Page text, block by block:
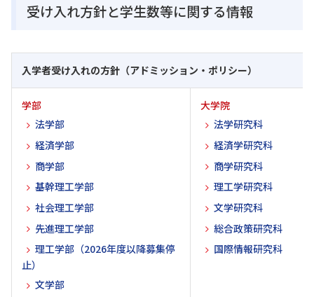
受け入れ方針と学生数等に関する情報
入学者受け入れの方針（アドミッション・ポリシー）
学部
法学部
経済学部
商学部
基幹理工学部
社会理工学部
先進理工学部
理工学部（2026年度以降募集停
止）
文学部
大学院
法学研究科
経済学研究科
商学研究科
理工学研究科
文学研究科
総合政策研究科
国際情報研究科